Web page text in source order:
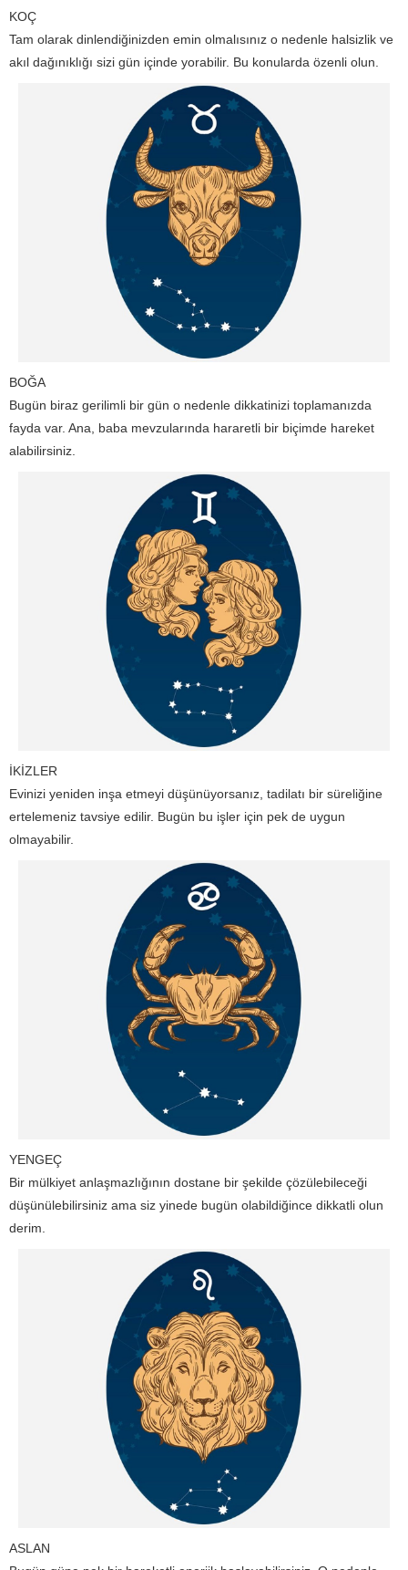
KOÇ
Tam olarak dinlendiğinizden emin olmalısınız o nedenle halsizlik ve
akıl dağınıklığı sizi gün içinde yorabilir. Bu konularda özenli olun.
BOĞA
Bugün biraz gerilimli bir gün o nedenle dikkatinizi toplamanızda
fayda var. Ana, baba mevzularında hararetli bir biçimde hareket
alabilirsiniz.
İKİZLER
Evinizi yeniden inşa etmeyi düşünüyorsanız, tadilatı bir süreliğine
ertelemeniz tavsiye edilir. Bugün bu işler için pek de uygun
olmayabilir.
YENGEÇ
Bir mülkiyet anlaşmazlığının dostane bir şekilde çözülebileceği
düşünülebilirsiniz ama siz yinede bugün olabildiğince dikkatli olun
derim.
ASLAN